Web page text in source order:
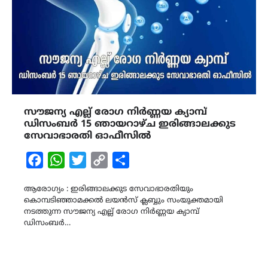
സൗജന്യ എല്ല് രോഗ നിർണ്ണയ ക്യാമ്പ്
ഡിസംബർ 15 ഞായറാഴ്ച ഇരിങ്ങാലക്കുട
സേവാഭാരതി ഓഫീസിൽ
FacebookWhatsAppTwitterCopy
ആരോഗ്യം : ഇരിങ്ങാലക്കുട സേവാഭാരതിയും
കൊമ്പടിഞ്ഞാമക്കൽ ലയൻസ് ക്ലബ്ബും സംയുക്തമായി
നടത്തുന്ന സൗജന്യ എല്ല് രോഗ നിർണ്ണയ ക്യാമ്പ്
ഡിസംബർ…